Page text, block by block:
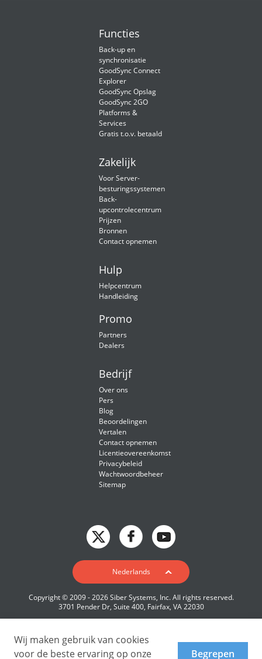
Functies
Back-up en
synchronisatie
GoodSync Connect
Explorer
GoodSync Opslag
GoodSync 2GO
Platforms &
Services
Gratis t.o.v. betaald
Zakelijk
Voor Server-
besturingssystemen
Back-
upcontrolecentrum
Prijzen
Bronnen
Contact opnemen
Hulp
Helpcentrum
Handleiding
Promo
Partners
Dealers
Bedrijf
Over ons
Pers
Blog
Beoordelingen
Vertalen
Contact opnemen
Licentieovereenkomst
Privacybeleid
Wachtwoordbeheer
Sitemap
Nederlands
English
Deutsch
Español-419
Français
Italiano
日本語
Copyright © 2009 - 2026 Siber Systems, Inc. All rights reserved.
3701 Pender Dr, Suite 400, Fairfax, VA 22030
Wij maken gebruik van cookies
voor de beste ervaring op onze
Begrepen